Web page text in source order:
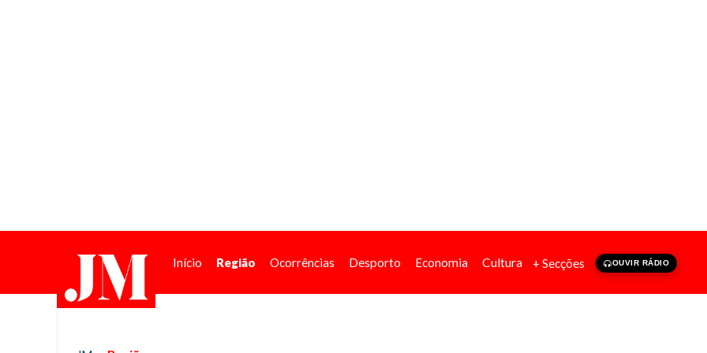
Início Região Ocorrências Desporto Economia Cultura + Secções OUVIR RÁDIO